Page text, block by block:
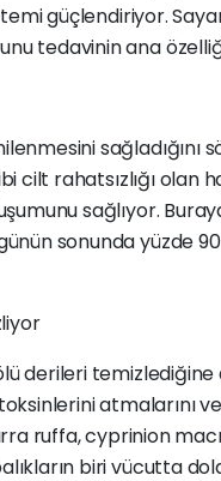
güçlendiriyor.
tedavinin ana
sağladığını
rahatsızlığı olan
sağlıyor.
sonunda yüzde
derileri
atmalarını
ruffa, cyprinion
biri vücutta